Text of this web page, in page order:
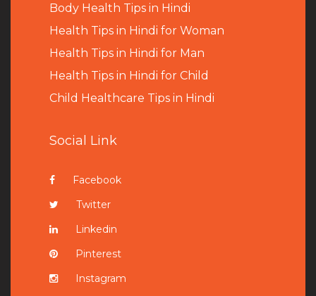
Body Health Tips in Hindi
Health Tips in Hindi for Woman
Health Tips in Hindi for Man
Health Tips in Hindi for Child
Child Healthcare Tips in Hindi
Social Link
Facebook
Twitter
Linkedin
Pinterest
Instagram